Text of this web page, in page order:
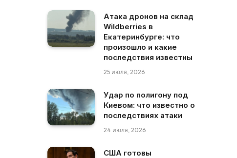
Атака дронов на склад
Wildberries в
Екатеринбурге: что
произошло и какие
последствия известны
25 июля, 2026
Удар по полигону под
Киевом: что известно о
последствиях атаки
24 июля, 2026
США готовы